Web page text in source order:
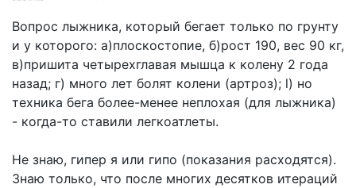
Вопрос лыжника, который бегает только по грунту
и у которого: а)плоскостопие, б)рост 190, вес 90 кг,
в)пришита четырехглавая мышца к колену 2 года
назад; г) много лет болят колени (артроз); l) но
техника бега более-менее неплохая (для лыжника)
- когда-то ставили легкоатлеты.
Не знаю, гипер я или гипо (показания расходятся).
Знаю только, что после многих десятков итераций